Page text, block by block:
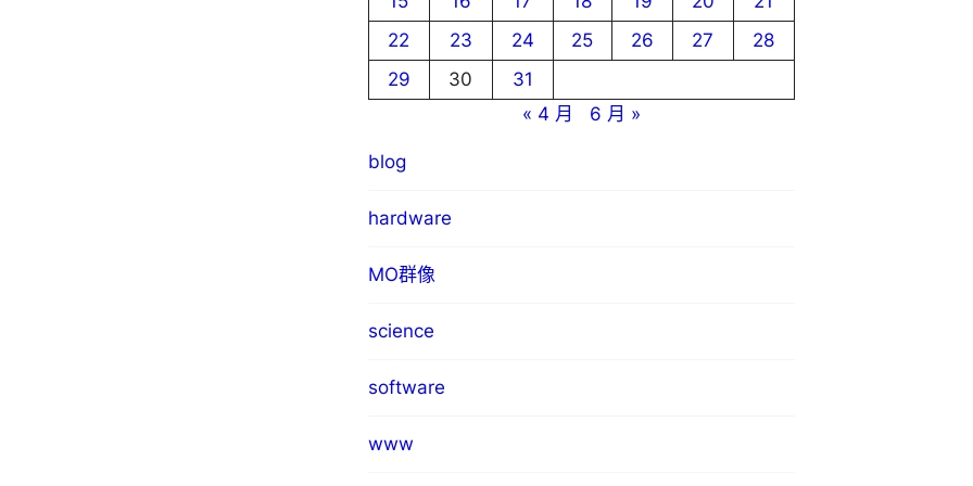
22
23 24 25 26 27
28
29
30
31
« 4 月
6 月 »
blog
hardware
MO群像
science
software
www